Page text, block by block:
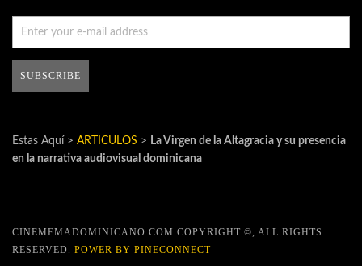
Estas Aquí > ARTICULOS > La Virgen de la Altagracia y su presencia
en la narrativa audiovisual dominicana
CINEMEMADOMINICANO.COM COPYRIGHT ©, ALL RIGHTS
RESERVED. POWER BY PINECONNECT